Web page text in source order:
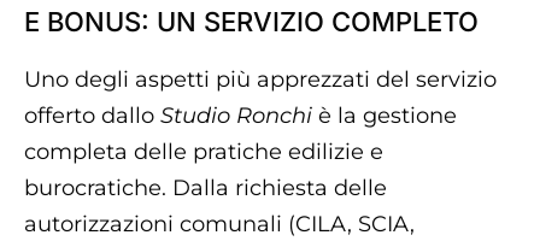
E BONUS: UN SERVIZIO COMPLETO
Uno degli aspetti più apprezzati del servizio
offerto dallo Studio Ronchi è la gestione
completa delle pratiche edilizie e
burocratiche. Dalla richiesta delle
autorizzazioni comunali (CILA, SCIA,